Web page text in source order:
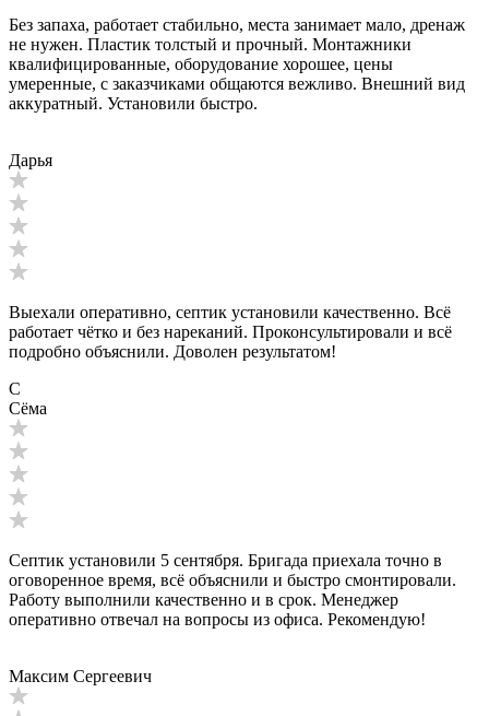
Без запаха, работает стабильно, места занимает мало, дренаж
не нужен. Пластик толстый и прочный. Монтажники
квалифицированные, оборудование хорошее, цены
умеренные, с заказчиками общаются вежливо. Внешний вид
аккуратный. Установили быстро.
Дарья
Выехали оперативно, септик установили качественно. Всё
работает чётко и без нареканий. Проконсультировали и всё
подробно объяснили. Доволен результатом!
С
Сёма
Септик установили 5 сентября. Бригада приехала точно в
оговоренное время, всё объяснили и быстро смонтировали.
Работу выполнили качественно и в срок. Менеджер
оперативно отвечал на вопросы из офиса. Рекомендую!
Максим Сергеевич